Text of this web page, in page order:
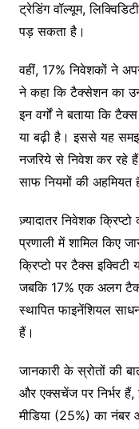
ट्रेडिंग वॉल्यूम,
पड़ सकता है।
वहीं, 17% निवेशकों ने
ने कहा कि टैक्सेशन का
इन वर्गों ने बताया कि
या बढ़ी है। इससे यह
नजरिये से निवेश कर रहे
साफ नियमों की अहमियत
ज़्यादातर निवेशक
प्रणाली में शामिल किए
क्रिप्टो पर टैक्स
जबकि 17% एक अलग
स्थापित फाइनेंशियल
हैं।
जानकारी के स्रोतों की
और एक्सचेंज पर निर्भर
मीडिया (25%) का